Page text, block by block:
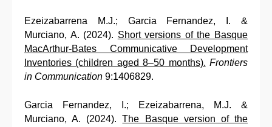
Ezeizabarrena M.J.; Garcia Fernandez, I. &
Murciano, A. (2024). Short versions of the Basque
MacArthur-Bates Communicative Development
Inventories (children aged 8–50 months). Frontiers
in Communication 9:1406829.
Garcia Fernandez, I.; Ezeizabarrena, M.J. &
Murciano, A. (2024).The Basque version of the